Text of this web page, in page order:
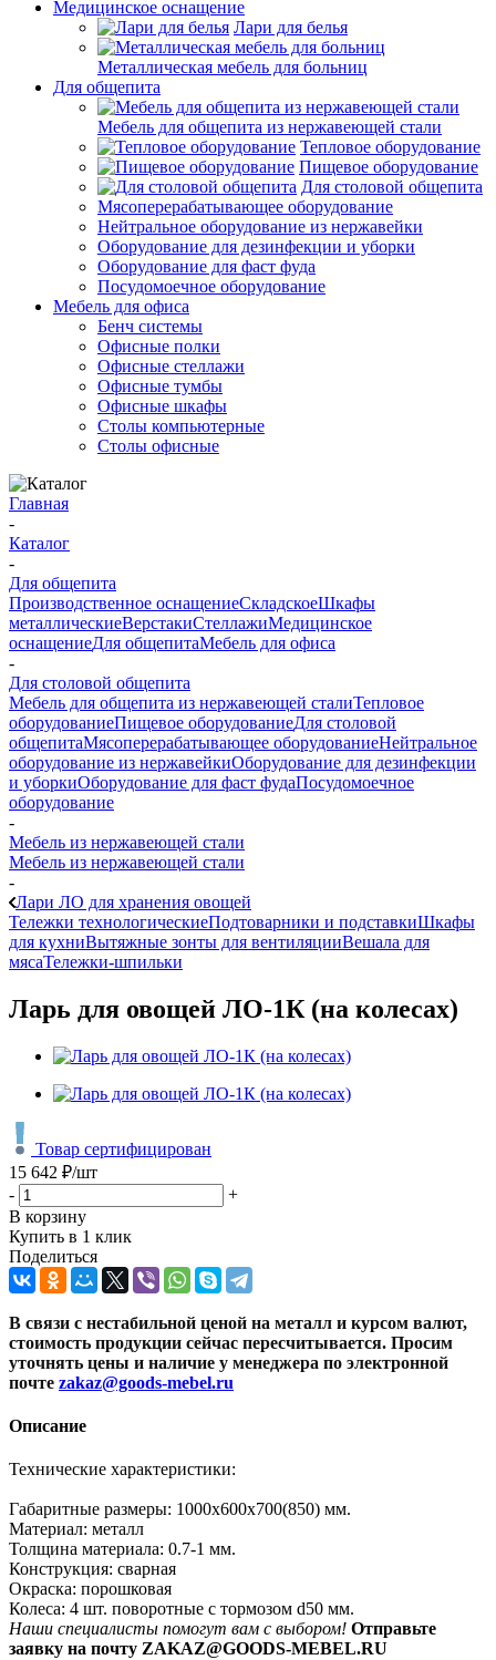
Медицинское оснащение
Лари для белья
Металлическая мебель для больниц
Для общепита
Мебель для общепита из нержавеющей стали
Тепловое оборудование
Пищевое оборудование
Для столовой общепита
Мясоперерабатывающее оборудование
Нейтральное оборудование из нержавейки
Оборудование для дезинфекции и уборки
Оборудование для фаст фуда
Посудомоечное оборудование
Мебель для офиса
Бенч системы
Офисные полки
Офисные стеллажи
Офисные тумбы
Офисные шкафы
Столы компьютерные
Столы офисные
Главная
-
Каталог
-
Для общепита
Производственное оснащениеСкладскоеШкафы
металлическиеВерстакиСтеллажиМедицинское
оснащениеДля общепитаМебель для офиса
-
Для столовой общепита
Мебель для общепита из нержавеющей сталиТепловое
оборудованиеПищевое оборудованиеДля столовой
общепитаМясоперерабатывающее оборудованиеНейтральное
оборудование из нержавейкиОборудование для дезинфекции
и уборкиОборудование для фаст фудаПосудомоечное
оборудование
-
Мебель из нержавеющей стали
Мебель из нержавеющей стали
-
Лари ЛО для хранения овощей
Тележки технологическиеПодтоварники и подставкиШкафы
для кухниВытяжные зонты для вентиляцииВешала для
мясаТележки-шпильки
Ларь для овощей ЛО-1К (на колесах)
Товар сертифицирован
15 642 ₽/шт
-
+
В корзину
Купить в 1 клик
Поделиться
В связи с нестабильной ценой на металл и курсом валют,
стоимость продукции сейчас пересчитывается. Просим
уточнять цены и наличие у менеджера по электронной
почте zakaz@goods-mebel.ru
Описание
Технические характеристики:
Габаритные размеры: 1000x600x700(850) мм.
Материал: металл
Толщина материала: 0.7-1 мм.
Конструкция: сварная
Окраска: порошковая
Колеса: 4 шт. поворотные с тормозом d50 мм.
Наши специалисты помогут вам с выбором! Отправьте
заявку на почту ZAKAZ@GOODS-MEBEL.RU